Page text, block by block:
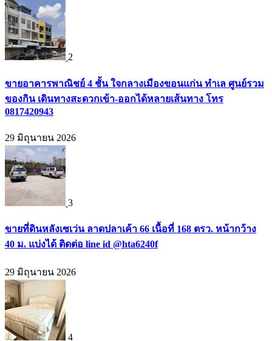
2
ขายอาคารพาณิชย์ 4 ชั้น ใจกลางเมืองขอนแก่น ทำเล ศูนย์รวม
ของกิน เดินทางสะดวกเข้า-ออกได้หลายเส้นทาง โทร
0817420943
29 มิถุนายน 2026
3
ขายที่ดินหลังเซเว่น ลาดปลาเค้า 66 เนื้อที่ 168 ตรว. หน้ากว้าง
40 ม. แบ่งได้ ติดต่อ line id @hta6240f
29 มิถุนายน 2026
4